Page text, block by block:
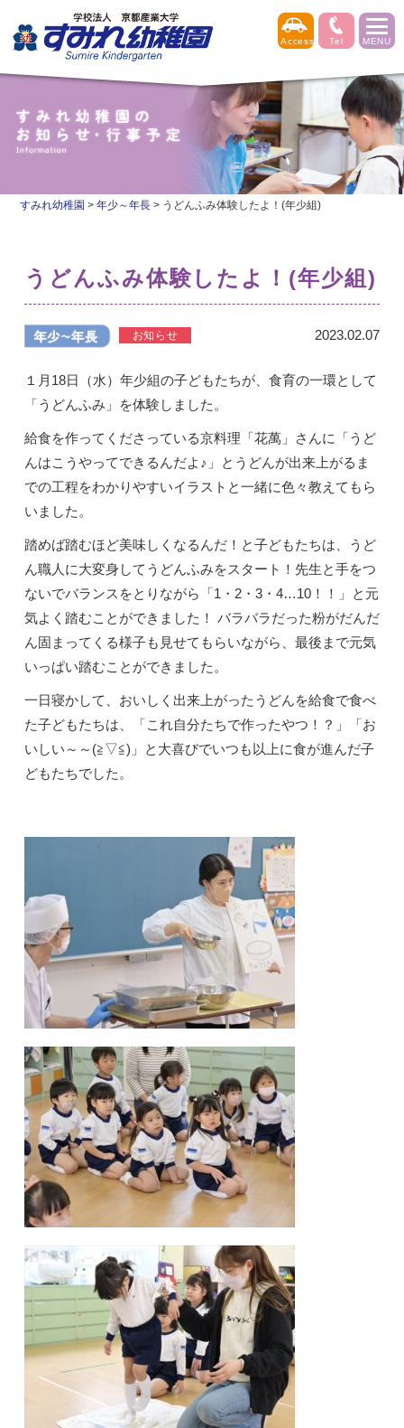
すみれ幼稚園 >年少～年長 > うどんふみ体験したよ！(年少組)
うどんふみ体験したよ！(年少組)
2023.02.07
１月18日（水）年少組の子どもたちが、食育の一環として
「うどんふみ」を体験しました。
給食を作ってくださっている京料理「花萬」さんに「うど
んはこうやってできるんだよ♪」とうどんが出来上がるま
での工程をわかりやすいイラストと一緒に色々教えてもら
いました。
踏めば踏むほど美味しくなるんだ！と子どもたちは、うど
ん職人に大変身してうどんふみをスタート！先生と手をつ
ないでバランスをとりながら「1・2・3・4…10！！」と元
気よく踏むことができました！ バラバラだった粉がだんだ
ん固まってくる様子も見せてもらいながら、最後まで元気
いっぱい踏むことができました。
一日寝かして、おいしく出来上がったうどんを給食で食べ
た子どもたちは、「これ自分たちで作ったやつ！？」「お
いしい～～(≧▽≦)」と大喜びでいつも以上に食が進んだ子
どもたちでした。